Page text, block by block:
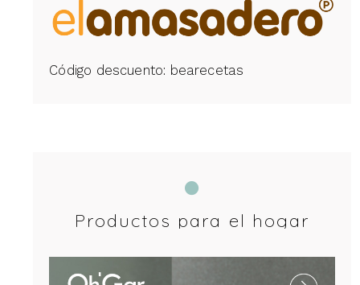
Código descuento: bearecetas
Productos para el hogar